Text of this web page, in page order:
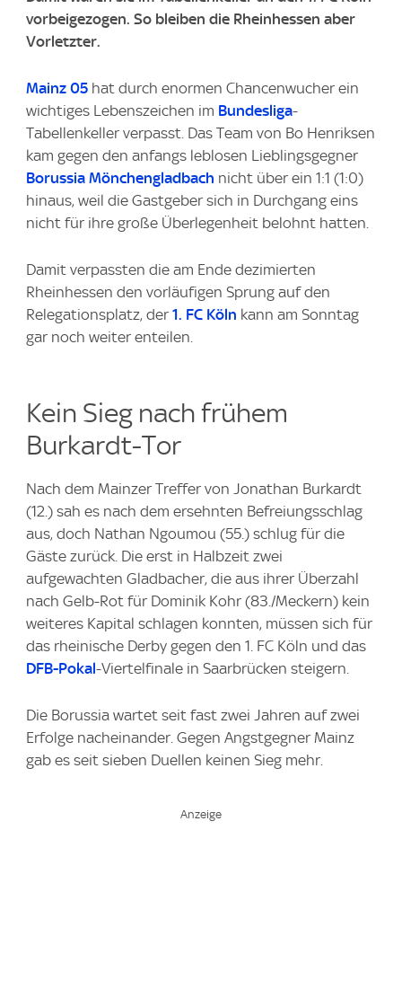
vorbeigezogen. So bleiben die Rheinhessen aber
Vorletzter.
Mainz 05 hat durch enormen Chancenwucher ein
wichtiges Lebenszeichen im Bundesliga-
Tabellenkeller verpasst. Das Team von Bo Henriksen
kam gegen den anfangs leblosen Lieblingsgegner
Borussia Mönchengladbach nicht über ein 1:1 (1:0)
hinaus, weil die Gastgeber sich in Durchgang eins
nicht für ihre große Überlegenheit belohnt hatten.
Damit verpassten die am Ende dezimierten
Rheinhessen den vorläufigen Sprung auf den
Relegationsplatz, der 1. FC Köln kann am Sonntag
gar noch weiter enteilen.
Kein Sieg nach frühem
Burkardt-Tor
Nach dem Mainzer Treffer von Jonathan Burkardt
(12.) sah es nach dem ersehnten Befreiungsschlag
aus, doch Nathan Ngoumou (55.) schlug für die
Gäste zurück. Die erst in Halbzeit zwei
aufgewachten Gladbacher, die aus ihrer Überzahl
nach Gelb-Rot für Dominik Kohr (83./Meckern) kein
weiteres Kapital schlagen konnten, müssen sich für
das rheinische Derby gegen den 1. FC Köln und das
DFB-Pokal-Viertelfinale in Saarbrücken steigern.
Die Borussia wartet seit fast zwei Jahren auf zwei
Erfolge nacheinander. Gegen Angstgegner Mainz
gab es seit sieben Duellen keinen Sieg mehr.